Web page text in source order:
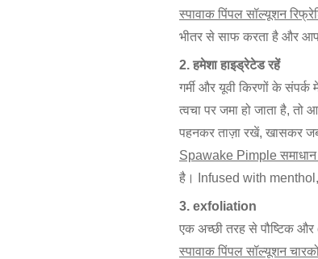
स्पावाक पिंपल सॉल्यूशन
भीतर से साफ करता है और
2. हमेशा हाइड्रेटेड रहें
गर्मी और यूवी किरणों के
त्वचा पर जमा हो जाता है,
पहनकर ताज़ा रखें, खासकर
Spawake Pimple समाधान
है। Infused with menthol,
3. exfoliation
एक अच्छी तरह से पौष्टिक
स्पावाक पिंपल सॉल्यूशन